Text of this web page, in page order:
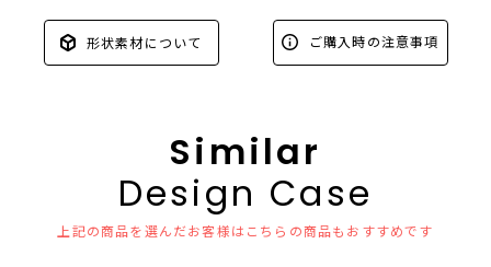
形状素材について ご購入時の注意事項
Similar
Design Case
上記の商品を選んだお客様はこちらの商品もおすすめです